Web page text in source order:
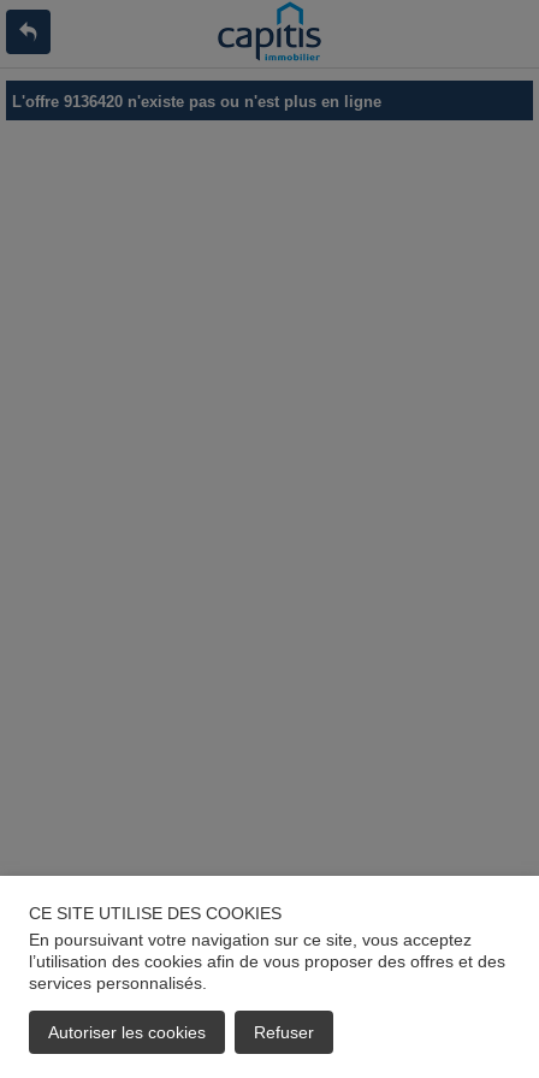
L'offre 9136420 n'existe pas ou n'est plus en ligne
CE SITE UTILISE DES COOKIES
En poursuivant votre navigation sur ce site, vous acceptez
l’utilisation des cookies afin de vous proposer des offres et des
services personnalisés.
Autoriser les cookies Refuser